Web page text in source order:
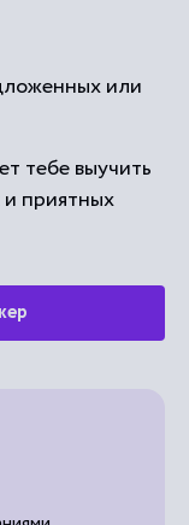
или
тебе выучить
приятных